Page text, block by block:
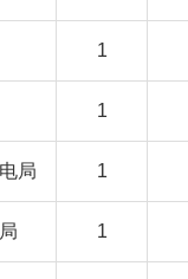
1
1
局 1
1